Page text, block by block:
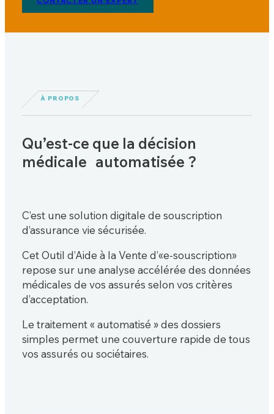
À PROPOS
Qu’est-ce que la décision
médicale automatisée ?
C’est une solution digitale de souscription
d’assurance vie sécurisée.
Cet Outil d’Aide à la Vente d’«e-souscription»
repose sur une analyse accélérée des données
médicales de vos assurés selon vos critères
d’acceptation.
Le traitement « automatisé » des dossiers
simples permet une couverture rapide de tous
vos assurés ou sociétaires.